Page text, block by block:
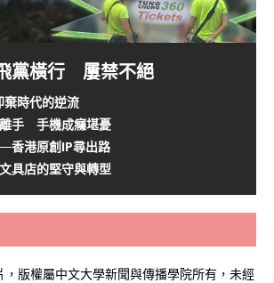
黨橫行 屢禁不絕
時代的逆流
手 手機成癮堪憂
香港原創IP尋出路
具店的堅守與轉型
，版權屬中文大學新聞與傳播學院所有，未經